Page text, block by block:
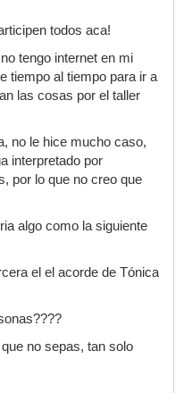
todos aca!
tengo internet en mi
tiempo al tiempo para ir a
las cosas por el taller
no le hice mucho caso,
interpretado por
por lo que no creo que
algo como la siguiente
el el acorde de Tónica
no sepas, tan solo